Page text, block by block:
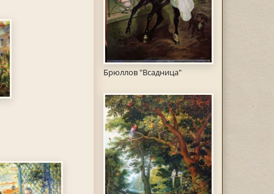
Брюллов "Всадница"